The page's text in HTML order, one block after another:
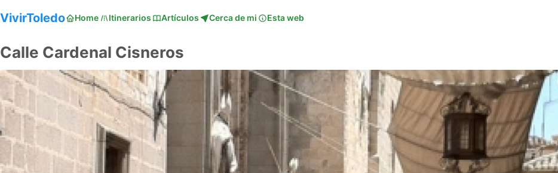
VivirToledo Home Itinerarios Artículos Cerca de mi Esta web
Calle Cardenal Cisneros